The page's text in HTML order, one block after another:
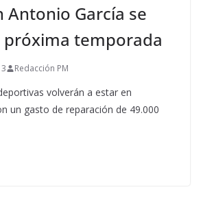
Antonio García se
temporada
Redacción PM
volverán a estar en
un gasto de reparación de 49.000